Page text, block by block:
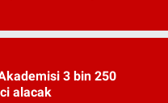
3 bin 250
alacak